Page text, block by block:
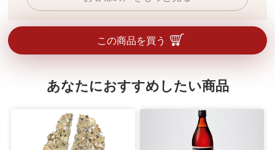
この商品を買う
あなたにおすすめしたい商品